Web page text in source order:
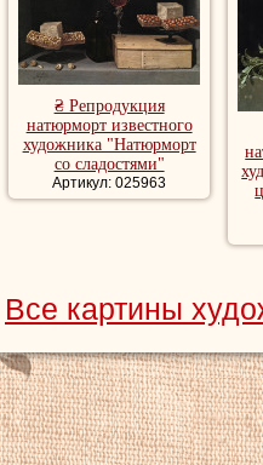
₴ Репродукция
натюрморт известного
художника "Натюрморт
со сладостями"
Артикул: 025963
Все картины